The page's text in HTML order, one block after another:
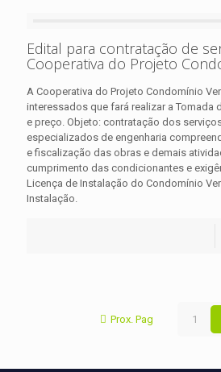
Edital para contratação de
Cooperativa do Projeto
A Cooperativa do Projeto Condomínio
interessados que fará realizar a Tomada
e preço. Objeto: contratação dos
especializados de engenharia
e fiscalização das obras e demais
cumprimento das condicionantes e
Licença de Instalação do Condomínio
Instalação.
Prox. Pag 1